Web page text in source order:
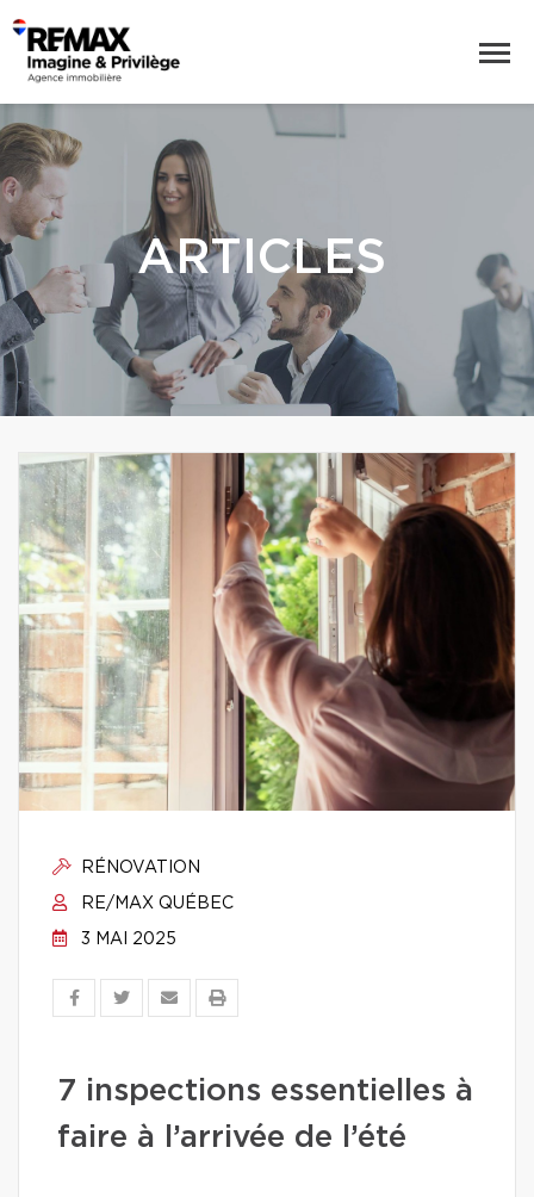
ARTICLES
RÉNOVATION
RE/MAX QUÉBEC
3 MAI 2025
7 inspections essentielles à
faire à l’arrivée de l’été